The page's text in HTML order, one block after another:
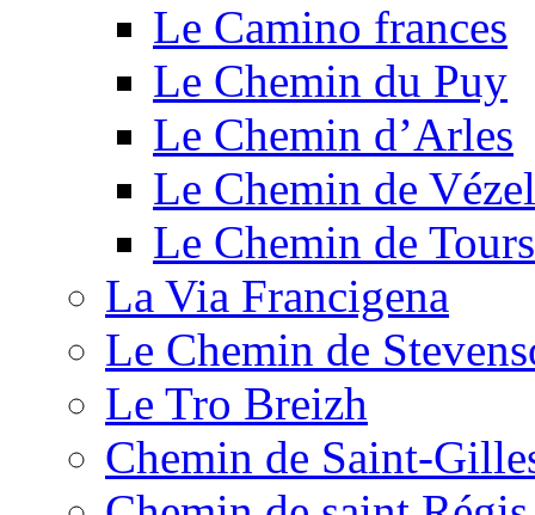
Le Camino frances
Le Chemin du Puy
Le Chemin d’Arles
Le Chemin de
Le Chemin de Tours
La Via Francigena
Le Chemin de
Le Tro Breizh
Chemin de Saint-